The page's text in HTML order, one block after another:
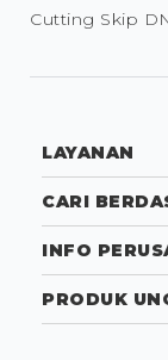
Cutting Skip
LAYANAN
CARI
INFO
PRODUK